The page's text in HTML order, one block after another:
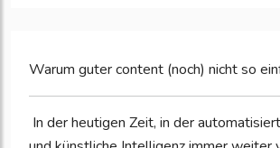
Warum guter content (noch) nicht so
In der heutigen Zeit, in der